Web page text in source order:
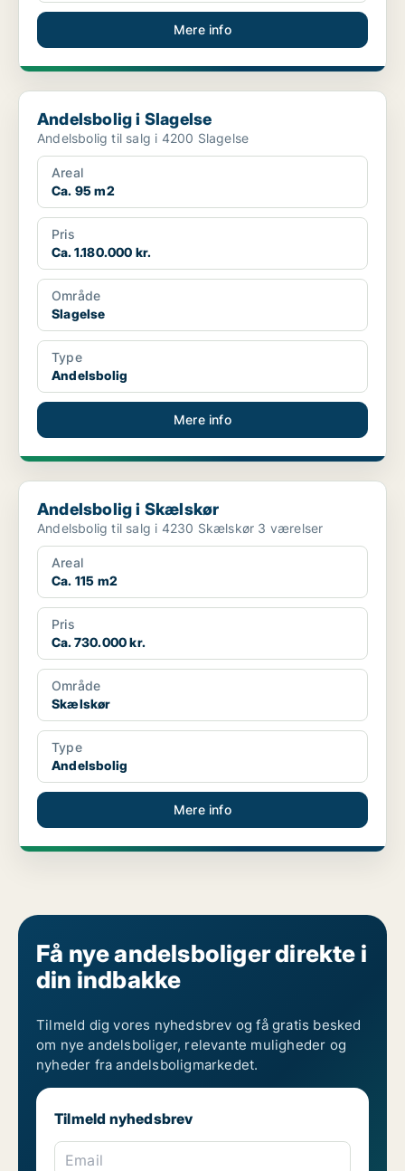
Mere info
Andelsbolig i Slagelse
Andelsbolig i Slagelse
Andelsbolig til salg i 4200 Slagelse
Areal
Ca. 95 m2
Pris
Ca. 1.180.000 kr.
Område
Slagelse
Type
Andelsbolig
Mere info
Andelsbolig i Skælskør
Andelsbolig i Skælskør
Andelsbolig til salg i 4230 Skælskør 3 værelser
Areal
Ca. 115 m2
Pris
Ca. 730.000 kr.
Område
Skælskør
Type
Andelsbolig
Mere info
Få nye andelsboliger direkte i
din indbakke
Tilmeld dig vores nyhedsbrev og få gratis besked
om nye andelsboliger, relevante muligheder og
nyheder fra andelsboligmarkedet.
Tilmeld nyhedsbrev
Email